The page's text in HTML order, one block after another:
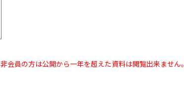
非会員の方は公開から一年を超えた資料は閲覧出来ません。